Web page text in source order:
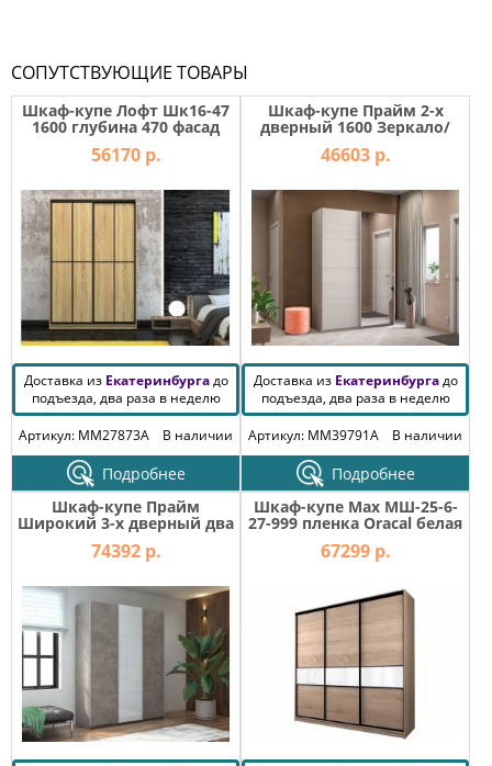
СОПУТСТВУЮЩИЕ ТОВАРЫ
Шкаф-купе Лофт Шк16-47
1600 глубина 470 фасад
ЛДСП +
56170 р.
Доставка из Екатеринбургадо
подъезда, два раза в неделю
Артикул: MM27873A
В наличии
Подробнее
Шкаф-купе Прайм 2-х
дверный 1600 Зеркало/
ДСП Ясень Анкор Светлый
46603 р.
Доставка из Екатеринбургадо
подъезда, два раза в неделю
Артикул: MM39791A
В наличии
Подробнее
Шкаф-купе Прайм
Широкий 3-х дверный два
ДСП/Стекло Белое Бетон
74392 р.
Шкаф-купе Max МШ-25-6-
27-999 пленка Oracal белая
67299 р.